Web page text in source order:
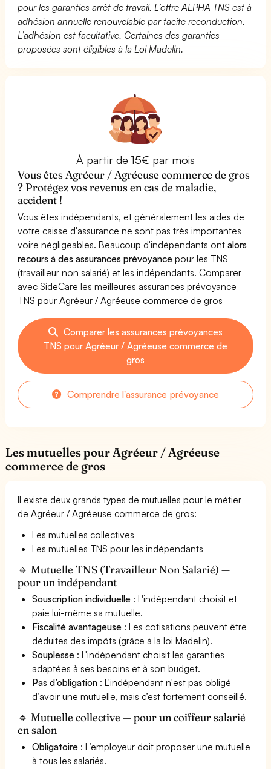
pour les garanties arrêt de travail. L’offre ALPHA TNS est à
adhésion annuelle renouvelable par tacite reconduction.
L’adhésion est facultative. Certaines des garanties
proposées sont éligibles à la Loi Madelin.
À partir de 15€ par mois
Vous êtes Agréeur / Agréeuse commerce de gros
? Protégez vos revenus en cas de maladie,
accident !
Vous êtes indépendants, et généralement les aides de
votre caisse d'assurance ne sont pas très importantes
voire négligeables. Beaucoup d'indépendants ontalors
recours à des assurances prévoyance pour les TNS
(travailleur non salarié) et les indépendants. Comparer
avec SideCare les meilleures assurances prévoyance
TNS pour Agréeur / Agréeuse commerce de gros
Comparer les assurances prévoyances
TNS pour Agréeur / Agréeuse commerce de
gros
Comprendre l'assurance prévoyance
Les mutuelles pour Agréeur / Agréeuse
commerce de gros
Il existe deux grands types de mutuelles pour le métier
de Agréeur / Agréeuse commerce de gros:
Les mutuelles collectives
Les mutuelles TNS pour les indépendants
🔹 Mutuelle TNS (Travailleur Non Salarié) —
pour un indépendant
Souscription individuelle : L'indépendant choisit et
paie lui-même sa mutuelle.
Fiscalité avantageuse : Les cotisations peuvent être
déduites des impôts (grâce à la loi Madelin).
Souplesse : L'indépendant choisit les garanties
adaptées à ses besoins et à son budget.
Pas d’obligation : L'indépendant n'est pas obligé
d’avoir une mutuelle, mais c’est fortement conseillé.
🔹 Mutuelle collective — pour un coiffeur salarié
en salon
Obligatoire : L’employeur doit proposer une mutuelle
à tous les salariés.